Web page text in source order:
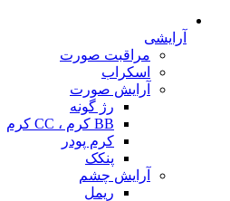
آرایشی
مراقبت صورت
اسکراب
آرایش صورت
رژ گونه
BB کرم ، CC کرم
کرم پودر
پنکک
آرایش چشم
ریمل